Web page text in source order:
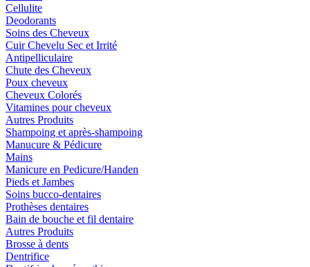
Cellulite
Deodorants
Soins des Cheveux
Cuir Chevelu Sec et Irrité
Antipelliculaire
Chute des Cheveux
Poux cheveux
Cheveux Colorés
Vitamines pour cheveux
Autres Produits
Shampoing et après-shampoing
Manucure & Pédicure
Mains
Manicure en Pedicure/Handen
Pieds et Jambes
Soins bucco-dentaires
Prothèses dentaires
Bain de bouche et fil dentaire
Autres Produits
Brosse à dents
Dentrifice